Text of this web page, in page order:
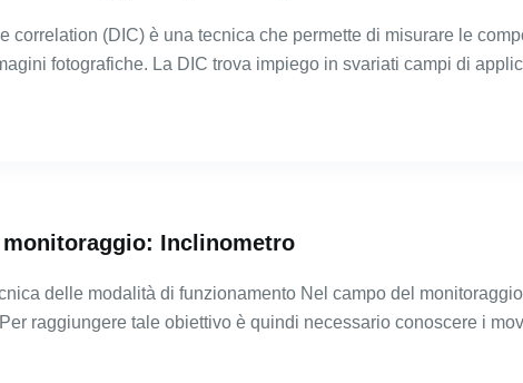
correlation (DIC) è una tecnica che permette di misurare le
fotografiche. La DIC trova impiego in svariati campi di
Inclinometro
delle modalità di funzionamento Nel campo del
raggiungere tale obiettivo è quindi necessario conoscere i